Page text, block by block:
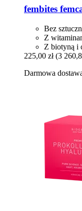
fembites
Bez
Z
Z biotyną i
225,00 zł (3
Darmowa